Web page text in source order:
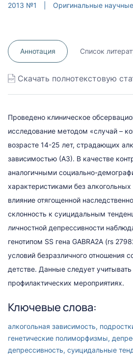
2013 №1 Оригинальные
Аннотация Список
Скачать полнотекстовую
Проведено клиническое
исследование методом «случай –
возрасте 14-25 лет, страдающих
зависимостью (АЗ). В качестве
аналогичными социально-
характеристиками без
влияние отягощенной
склонность к суицидальным
личностной депрессивности
генотипом SS гена GABRA2A (rs
условий безразличного отношения
детстве. Данные следует
профилактических мероприятиях.
Ключевые слова:
алкогольная зависимость,
генетические полиморфизмы,
депрессивность, суицидальные